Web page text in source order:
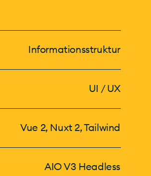
Informationsstruktur
UI / UX
Vue 2, Nuxt 2, Tailwind
AIO V3 Headless